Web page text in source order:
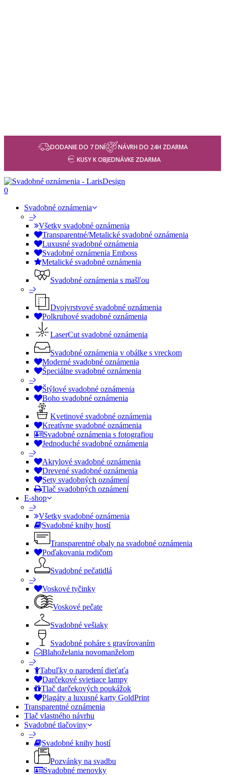
DODANIE DO 7 DNÍ
NÁVRH DO 24H ZDARMA
KUSY K OBJEDNÁVKE ZDARMA
0
Svadobné oznámenia
–
Všetky svadobné oznámenia
Transparentné/Metalické svadobné oznámenia
Luxusné svadobné oznámenia
Svadobné oznámenia Emboss
Metalické svadobné oznámenia
Svadobné oznámenia s mašľou
–
Dvojvrstvové svadobné oznámenia
Polkruhové svadobné oznámenia
LaserCut svadobné oznámenia
Svadobné oznámenia v obálke s vreckom
Moderné svadobné oznámenia
Špeciálne svadobné oznámenia
–
Štýlové svadobné oznámenia
Boho svadobné oznámenia
Kvetinové svadobné oznámenia
Kreatívne svadobné oznámenia
Svadobné oznámenia s fotografiou
Jednoduché svadobné oznámenia
–
Akrylové svadobné oznámenia
Drevené svadobné oznámenia
Sety svadobných oznámení
Tlač svadobných oznámení
E-shop
–
Všetky svadobné oznámenia
Svadobné knihy hostí
Transparentné obaly na svadobné oznámenia
Poďakovania rodičom
Svadobné pečatidlá
–
Voskové tyčinky
Voskové pečate
Svadobné vešiaky
Svadobné poháre s gravírovaním
Blahoželania novomanželom
–
Tabuľky o narodení dieťaťa
Darčekové svietiace lampy
Tlač darčekových poukážok
Plagáty a luxusné karty GoldPrint
Transparentné oznámenia
Tlač vlastného návrhu
Svadobné tlačoviny
–
Svadobné knihy hostí
Pozvánky na svadbu
Svadobné menovky